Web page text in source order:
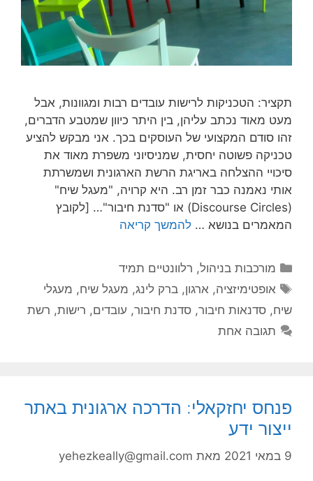
תקציר: הטכניקות לרישות עובדים רבות ומגוונות, אבל
מעט מאוד נכתב עליהן, בין היתר כיוון שמטבע הדברים,
זהו סודם המקצועי של העוסקים בכך. אני מבקש להציע
טכניקה פשוטה יחסית, שמניסיוני משפרת מאוד את
סיכויי ההצלחה באריגת הרשת הארגונית ושמשרתת
אותי נאמנה כבר זמן רב. היא קרויה, "מעגל שיח"
(Discourse Circles) או "סדנת חיבור"… [לקובץ
המאמרים בנושא … להמשך קריאה
קטגוריות
מורכבות בניהול, רלוונטיים תמיד
תגיות
אופטימיזציה, ארגון,ברק לינג, מעגל שיח, מעגלי
שיח, סדנאות חיבור, סדנת חיבור, עובדים, רישות, רשת
תגובה אחת
פנחס יחזקאלי: הדרכה ארגונית באתר
ייצור ידע
9 במאי 2021 מאת yehezkeally@gmail.com